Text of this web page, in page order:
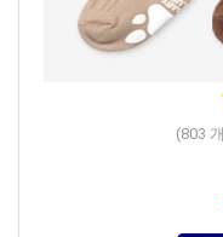
(803